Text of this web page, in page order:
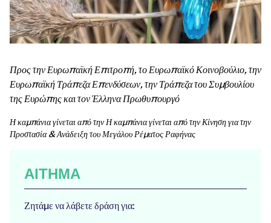
Προς την Ευρωπαϊκή Επιτροπή, το Ευρωπαϊκό Κοινοβούλιο, την
Ευρωπαϊκή Τράπεζα Επενδύσεων, την Τράπεζα του Συμβουλίου
της Ευρώπης και τον Έλληνα Πρωθυπουργό
Η καμπάνια γίνεται από την Η καμπάνια γίνεται από την Κίνηση για την
Προστασία & Ανάδειξη του Μεγάλου Ρέματος Ραφήνας
ΑΊΤΗΜΑ
Ζητάμε να λάβετε δράση για: